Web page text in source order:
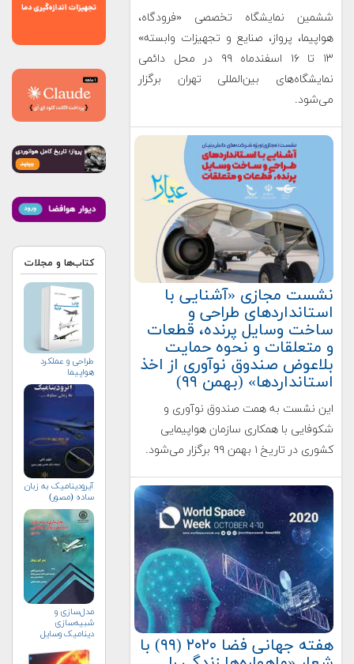
ششمین نمایشگاه تخصصی «فرودگاه،
هواپیما، پرواز، صنایع و تجهیزات وابسته»
۱۳ تا ۱۶ اسفندماه ۹۹ در محل دائمی
نمایشگاه‌های بین‌المللی تهران برگزار
می‌شود.
نشست مجازی «آشنایی با
استانداردهای طراحی و
ساخت وسایل پرنده، قطعات
و متعلقات و نحوه حمایت
بلاعوض صندوق نوآوری از اخذ
استانداردها» (بهمن ۹۹)
این نشست به همت صندوق نوآوری و
شکوفایی با همکاری سازمان هواپیمایی
کشوری در تاریخ ۱ بهمن ۹۹ برگزار می‌شود.
هفته جهانی فضا ۲۰۲۰ (۹۹) با
کتاب‌ها و مجلات
طراحی و عملکرد
هواپیما
آیرودینامیک به زبان
ساده (مصور)
مدل‌سازی و
شبیه‌سازی
دینامیک وسایل